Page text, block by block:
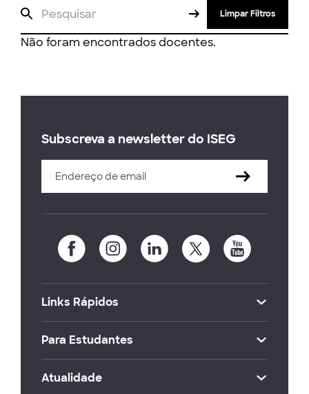
Limpar Filtros
Não foram encontrados docentes.
Subscreva a newsletter do ISEG
Links Rápidos
Para Estudantes
Atualidade